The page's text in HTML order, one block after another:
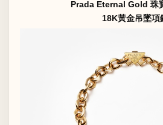
Prada Eternal Gold 珠
18K黃金吊墜項